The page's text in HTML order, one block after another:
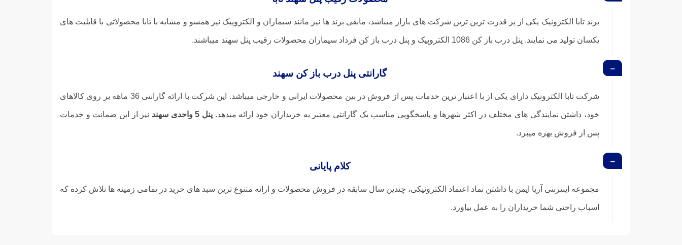
برند تابا الکترونیک یکی از پر قدرت ترین ترین شرکت های بازار میباشد، مابقی برند ها نیز مانند سیماران و الکتروپیک نیز همسو و مشابه با تابا محصولاتی با قابلیت های
یکسان تولید می نمایند. پنل درب باز کن 1086 الکتروپیک و پنل درب باز کن فرداد سیماران محصولات رقیب پنل سهند میباشند.
گارانتی پنل درب باز کن سهند
شرکت تابا الکترونیک دارای یکی از با اعتبار ترین خدمات پس از فروش در بین محصولات ایرانی و خارجی میباشد. این شرکت با ارائه گارانتی 36 ماهه بر روی کالاهای
خود، داشتن نمایندگی های مختلف در اکثر شهرها و پاسخگویی مناسب یک گارانتی معتبر به خریداران خود ارائه میدهد. پنل 5 واحدی سهند نیز از این ضمانت و خدمات
پس از فروش بهره میبرد.
کلام پایانی
مجموعه اینترنتی آریا ایمن با داشتن نماد اعتماد الکترونیکی، چندین سال سابقه در فروش محصولات و ارائه متنوع ترین سبد های خرید در تمامی زمینه ها تلاش کرده که
اسباب راحتی شما خریداران را به عمل بیاورد.